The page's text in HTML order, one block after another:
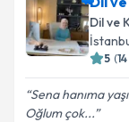
Dil ve
5 (14
Sena hanıma
Oğlum çok...